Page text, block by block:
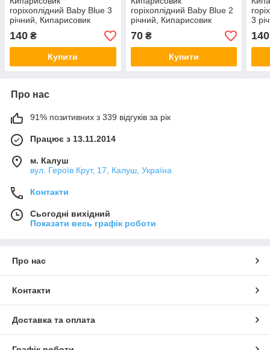
горіхоплідний Baby Blue 3
річний, Кипарисовик
горохоплодный Бебі Блю,
Chamaecyparis Baby Blue
140 ₴
Купити
горіхоплідний Baby Blue 2
річний, Кипарисовик
горохоплодный Бебі Блю,
Chamaecyparis Baby Blue
70₴
Купити
3
140
Про нас
91% позитивних з 339 відгуків за рік
Працює з 13.11.2014
м. Калуш
вул. Героїв Крут, 17, Калуш, Україна
Контакти
Сьогодні вихідний
Показати весь графік роботи
Про нас
Контакти
Доставка та оплата